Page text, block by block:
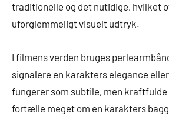
traditionelle og det nutidige, hvilket
uforglemmeligt visuelt udtryk.
I filmens verden bruges
signalere en karakters elegance
fungerer som subtile, men
fortælle meget om en karakters